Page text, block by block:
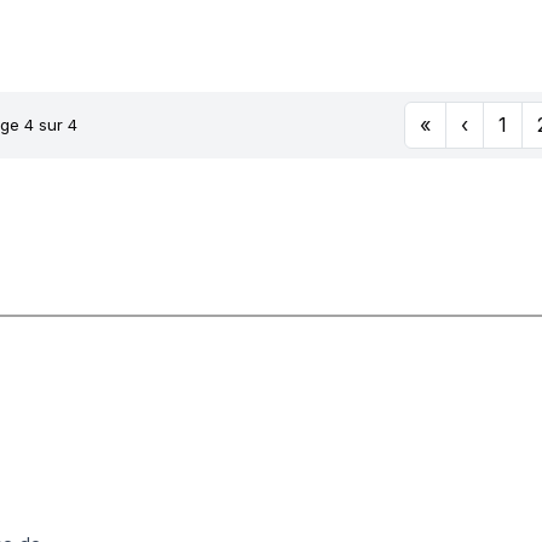
4 sur 4 « ‹ 1